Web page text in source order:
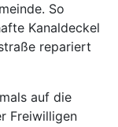
So
Kanaldeckel
repariert
auf die
Freiwilligen